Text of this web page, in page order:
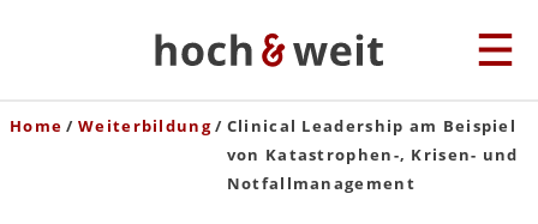
Home Weiterbildung
Clinical Leadership am Beispiel
von Katastrophen-, Krisen- und
Notfallmanagement